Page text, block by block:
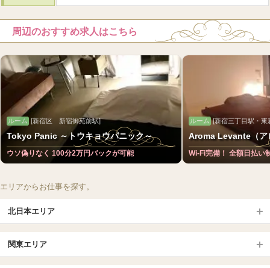
周辺のおすすめ求人はこちら
ルーム [新宿区 新宿御苑前駅]
Tokyo Panic ～トウキョウパニック～
ウソ偽りなく 100分2万円バックが可能
ルーム [新宿三丁目駅・東
Aroma Levante（ア
Wi-Fi完備！ 全額日払い
エリアからお仕事を探す。
北日本エリア
北海道（札幌・旭川・函館）
青森
関東エリア